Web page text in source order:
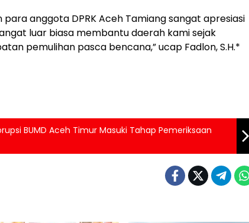
anggota DPRK Aceh Tamiang sangat apresiasi
luar biasa membantu daerah kami sejak
pemulihan pasca bencana,” ucap Fadlon, S.H.*
BUMD Aceh Timur Masuki Tahap Pemeriksaan